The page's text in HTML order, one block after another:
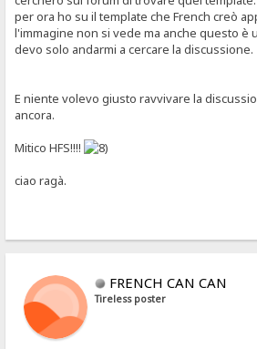
per ora ho su il template che French creò
l'immagine non si vede ma anche questo è
devo solo andarmi a cercare la discussione.
E niente volevo giusto ravvivare la
ancora.
Mitico HFS!!!!
ciao ragà.
FRENCH CAN CAN
Tireless poster